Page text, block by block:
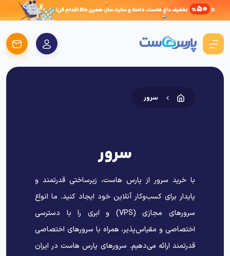
سرور
سرور
با خرید سرور از پارس هاست، زیرساختی قدرتمند و
پایدار برای کسب‌وکار آنلاین خود ایجاد کنید. ما انواع
سرورهای مجازی (VPS) و ابری را با دسترسی
اختصاصی و مقیاس‌پذیر، همراه با سرورهای اختصاصی
قدرتمند ارائه می‌دهیم. سرورهای پارس هاست در ایران